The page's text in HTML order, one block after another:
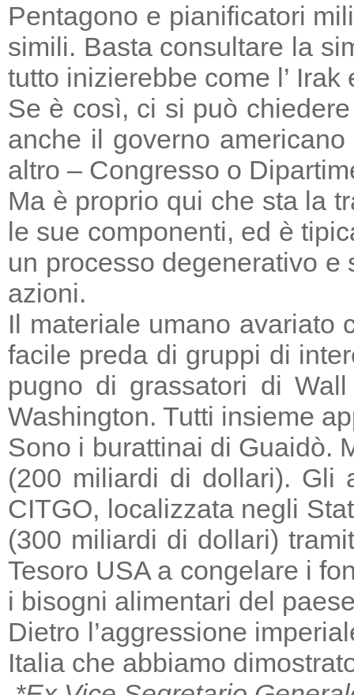
Pentagono e pianificatori
simili. Basta consultare la
tutto inizierebbe come l’
Se è così, ci si può
anche il governo
altro – Congresso o
Ma è proprio qui che sta la
le sue componenti, ed è
un processo degenerativo
azioni.
Il materiale umano avariato
facile preda di gruppi di
pugno di grassatori di
Washington. Tutti insieme
Sono i burattinai di Guaidò.
(200 miliardi di dollari). Gli
CITGO, localizzata negli
(300 miliardi di dollari)
Tesoro USA a congelare i
i bisogni alimentari del
Dietro l’aggressione
Italia che abbiamo